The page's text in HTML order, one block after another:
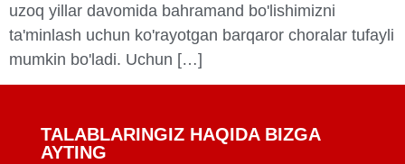
uzoq yillar davomida bahramand bo'lishimizni
ta'minlash uchun ko'rayotgan barqaror choralar tufayli
mumkin bo'ladi. Uchun […]
TALABLARINGIZ HAQIDA BIZGA
AYTING